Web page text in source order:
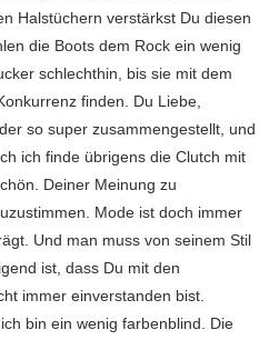
Halstüchern verstärkst Du diesen
die Boots dem Rock ein wenig
schlechthin, bis sie mit dem
finden. Du Liebe,
so super zusammengestellt, und
ich finde übrigens die Clutch mit
Deiner Meinung zu
Mode ist doch immer
Und man muss von seinem Stil
ist, dass Du mit den
immer einverstanden bist.
bin ein wenig farbenblind. Die